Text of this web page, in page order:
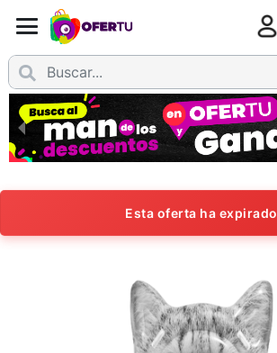
Esta oferta ha expirado